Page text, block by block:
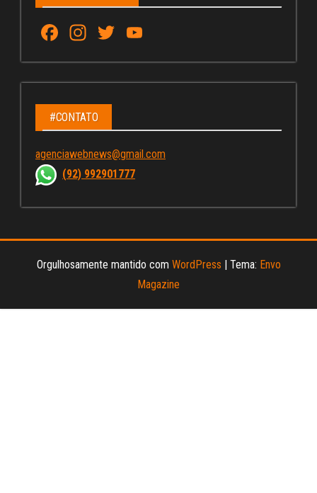
Fa
ce
bo
ok
In
st
ag
ra
m
T
wi
tt
u
Tu
C
ha
nn
#CONTATO
agenciawebnews@gmail.com
(92) 992901777
Orgulhosamente mantido com WordPress | Tema: Envo
Magazine